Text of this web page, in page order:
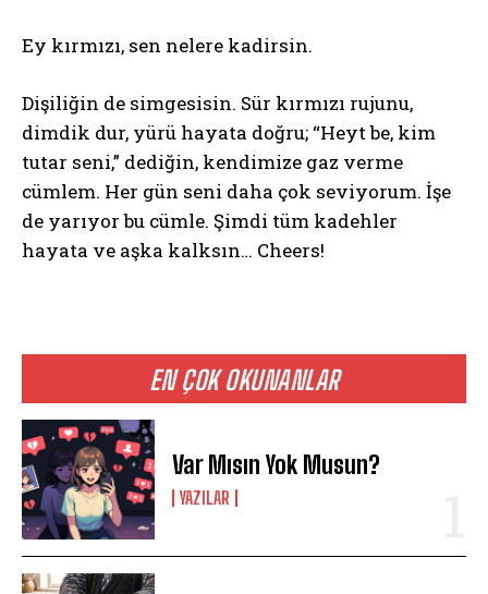
EN ÇOK OKUNANLAR
Var Mısın Yok Musun?
YAZILAR
Ey kırmızı, sen nelere kadirsin.
Dişiliğin de simgesisin. Sür kırmızı rujunu,
dimdik dur, yürü hayata doğru; “Heyt be, kim
tutar seni,” dediğin, kendimize gaz verme
cümlem. Her gün seni daha çok seviyorum. İşe
de yarıyor bu cümle. Şimdi tüm kadehler
hayata ve aşka kalksın… Cheers!